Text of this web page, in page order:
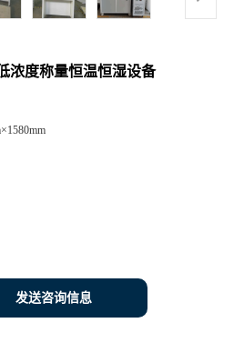
浓度称量恒温恒湿设备
发送咨询信息